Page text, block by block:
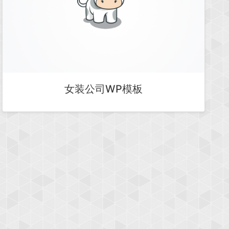
女装公司WP模板